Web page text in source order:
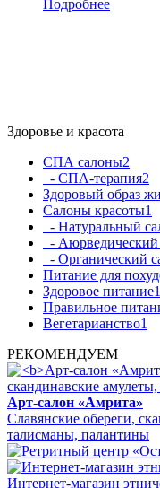
Подробнее
Здоровье и красота
СПА салоны2
- СПА-терапия2
Здоровый образ
Салоны красоты1
- Натуральный
- Аюрведический
- Органический
Питание для
Здоровое питание1
Правильное
Вегетарианство1
РЕКОМЕНДУЕМ
Арт-салон «Амрита»
Славянские обереги,
талисманы, палантины
Интернет-магазин